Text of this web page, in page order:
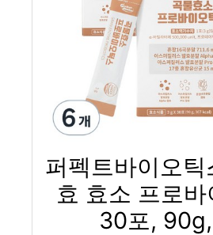
퍼펙트바이오
효 효소 프로
30포,